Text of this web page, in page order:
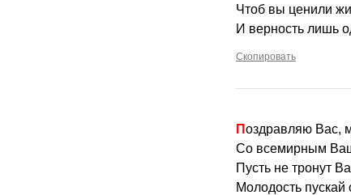
Чтоб вы ценили
И верность лишь
Скопировать
Поздравляю Вас,
Со всемирным
Пусть не тронут
Молодость пускай